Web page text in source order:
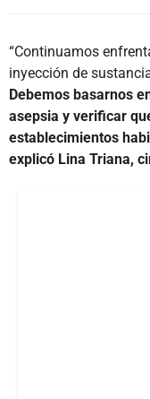
“Continuamos
inyección de
Debemos basarnos
asepsia y verificar
establecimientos
explicó Lina Triana,